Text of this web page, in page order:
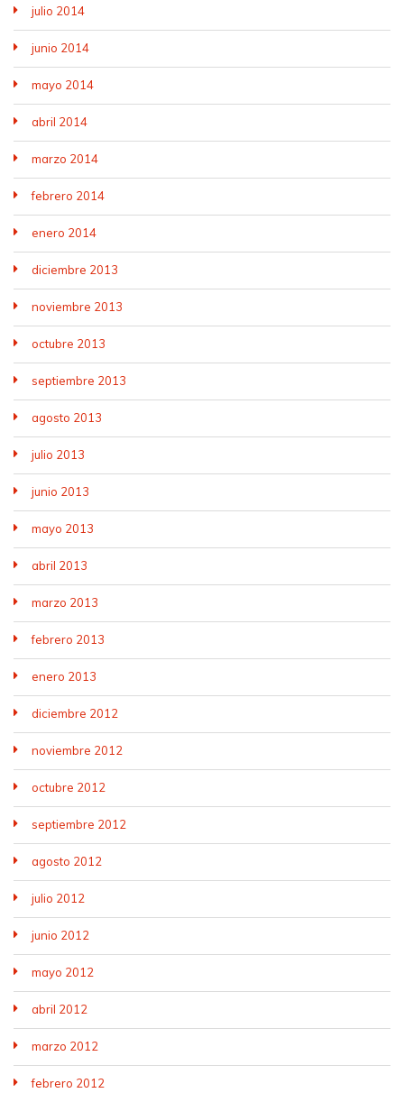
julio 2014
junio 2014
mayo 2014
abril 2014
marzo 2014
febrero 2014
enero 2014
diciembre 2013
noviembre 2013
octubre 2013
septiembre 2013
agosto 2013
julio 2013
junio 2013
mayo 2013
abril 2013
marzo 2013
febrero 2013
enero 2013
diciembre 2012
noviembre 2012
octubre 2012
septiembre 2012
agosto 2012
julio 2012
junio 2012
mayo 2012
abril 2012
marzo 2012
febrero 2012